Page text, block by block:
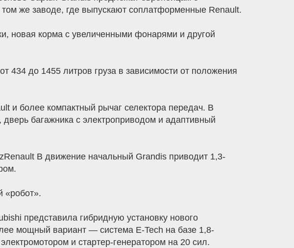
же заводе, где выпускают соплатформенные Renault.
новая корма с увеличенными фонарями и другой
434 до 1455 литров груза в зависимости от положения
и более компактный рычаг селектора передач. В
багажника с электроприводом и адаптивный
В движение начальный Grandis приводит 1,3-
«робот».
представила гибридную установку нового
мощный вариант — система E-Tech на базе 1,8-
и стартер-генератором на 20 сил.